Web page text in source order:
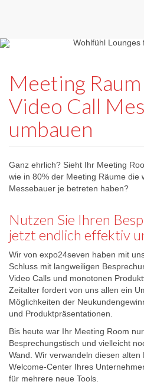
eventware
Meeting
Video Call
umbauen
Ganz ehrlich? Sieht Ihr Meeting
wie in 80% der Meeting Räume die
Messebauer je betreten haben?
Nutzen Sie Ihren
jetzt endlich effektiv
Wir von expo24seven haben mit
Schluss mit langweiligen
Video Calls und monotonen
Zeitalter fordert von uns allen ein
Möglichkeiten der
und Produktpräsentationen.
Bis heute war Ihr Meeting Room
Besprechungstisch und vielleicht
Wand. Wir verwandeln diesen
Welcome-Center Ihres
für mehrere neue Tools.